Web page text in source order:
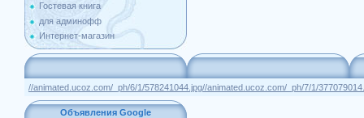
Гостевая книга
для админофф
Интернет-магазин
//animated.ucoz.com/_ph/6/1/578241044.jpg//animated.ucoz.com/_ph/7/1/
Объявления Google